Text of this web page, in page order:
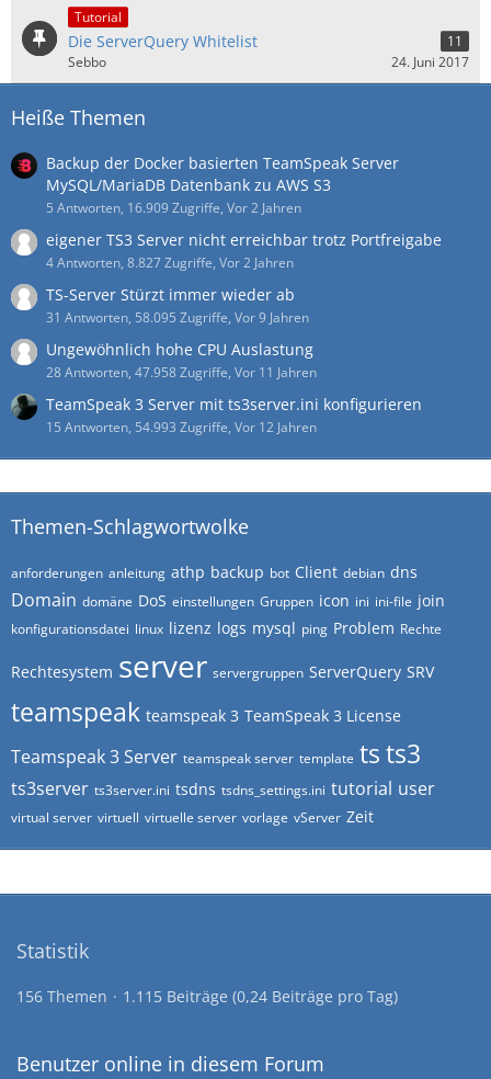
Tutorial
Die ServerQuery Whitelist
11
Sebbo
24. Juni 2017
Heiße Themen
Backup der Docker basierten TeamSpeak Server
MySQL/MariaDB Datenbank zu AWS S3
5 Antworten, 16.909 Zugriffe, Vor 2 Jahren
eigener TS3 Server nicht erreichbar trotz Portfreigabe
4 Antworten, 8.827 Zugriffe, Vor 2 Jahren
TS-Server Stürzt immer wieder ab
31 Antworten, 58.095 Zugriffe, Vor 9 Jahren
Ungewöhnlich hohe CPU Auslastung
28 Antworten, 47.958 Zugriffe, Vor 11 Jahren
TeamSpeak 3 Server mit ts3server.ini konfigurieren
15 Antworten, 54.993 Zugriffe, Vor 12 Jahren
Themen-Schlagwortwolke
anforderungen anleitung athp backup bot Client debian dns
Domain domäne DoS einstellungen Gruppen icon ini ini-file join
konfigurationsdatei linux lizenz logs mysql ping Problem Rechte
Rechtesystem server servergruppen ServerQuery SRV
teamspeak teamspeak 3 TeamSpeak 3 License
Teamspeak 3 Server teamspeak server template tsts3
ts3server ts3server.ini tsdns tsdns_settings.ini tutorial user
virtual server virtuell virtuelle server vorlage vServer Zeit
Statistik
156 Themen 1.115 Beiträge (0,24 Beiträge pro Tag)
Benutzer online in diesem Forum